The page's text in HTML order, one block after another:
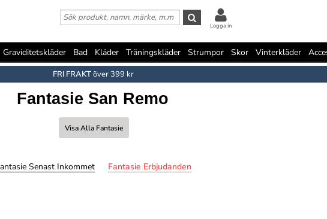
Logga in
Graviditetskläder Bad Kläder Träningskläder Strumpor Skor Vinterkläder
FRI FRAKTöver 399 kr
Fantasie San Remo
Visa Alla Fantasie
Senast Inkommet Fantasie Erbjudanden